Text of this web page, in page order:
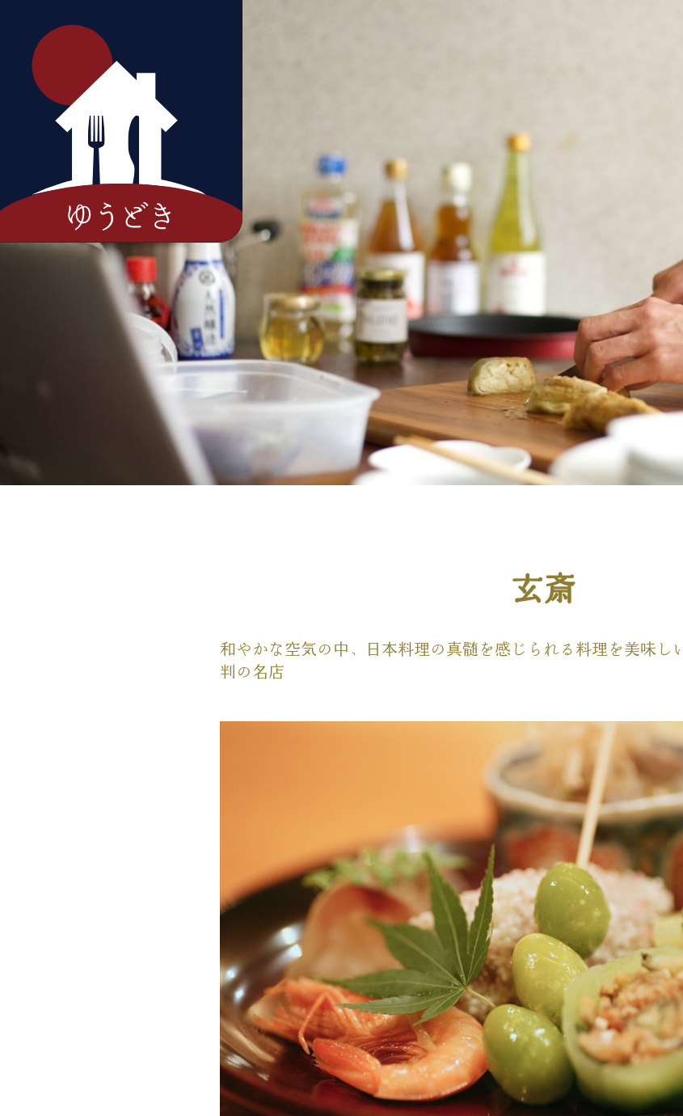
玄斎
和やかな空気の中、日本料理の真髄を感じられる料理を美味し
判の名店